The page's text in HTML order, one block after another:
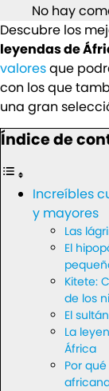
No hay
Descubre los
leyendas de
valoresque
con los que
una gran
Índice de
Increíbles
y mayores
Las
El
Kitete:
de los
El
La
África
Por